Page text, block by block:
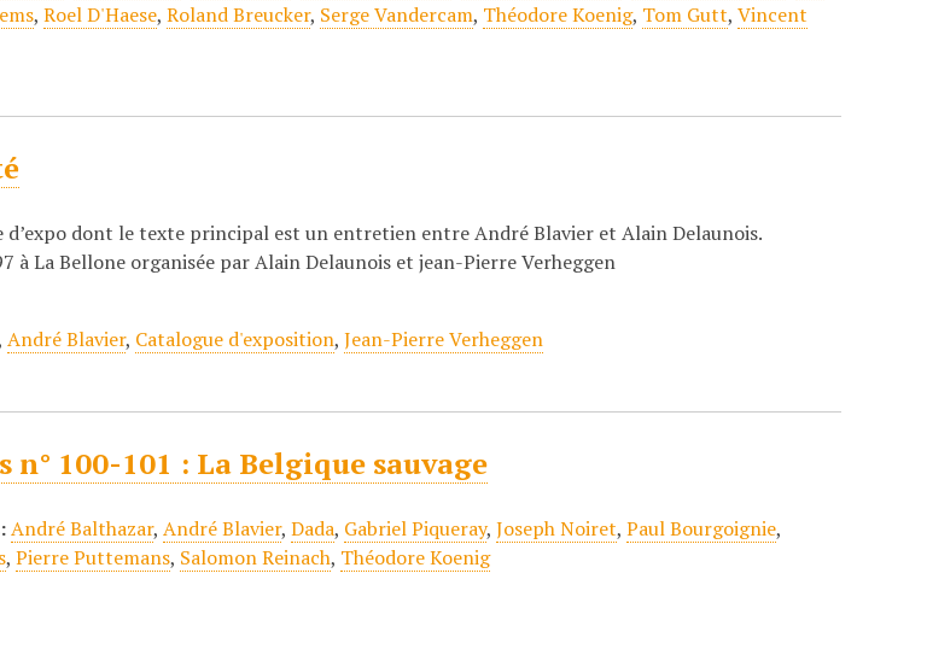
,Roel D'Haese,Roland Breucker, Serge Vandercam, Théodore Koenig, Tom Gutt,Vincent
dont le texte principal est un entretien entre André Blavier et Alain Delaunois.
à La Bellone organisée par Alain Delaunois et jean-Pierre Verheggen
André Blavier, Catalogue d'exposition,Jean-Pierre Verheggen
n° 100-101 : La Belgique sauvage
André Balthazar,André Blavier,Dada, Gabriel Piqueray,Joseph Noiret,Paul Bourgoignie,
,Pierre Puttemans, Salomon Reinach, Théodore Koenig